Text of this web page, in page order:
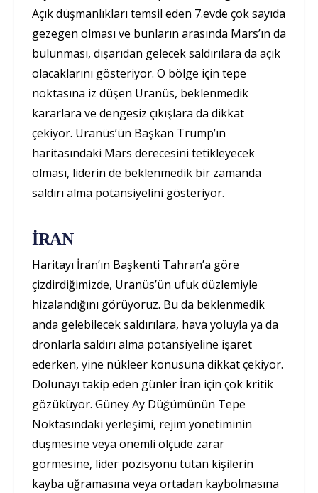
Açık düşmanlıkları temsil eden 7.evde çok sayıda
gezegen olması ve bunların arasında Mars’ın da
bulunması, dışarıdan gelecek saldırılara da açık
olacaklarını gösteriyor. O bölge için tepe
noktasına iz düşen Uranüs, beklenmedik
kararlara ve dengesiz çıkışlara da dikkat
çekiyor. Uranüs’ün Başkan Trump’ın
haritasındaki Mars derecesini tetikleyecek
olması, liderin de beklenmedik bir zamanda
saldırı alma potansiyelini gösteriyor.
İRAN
Haritayı İran’ın Başkenti Tahran’a göre
çizdirdiğimizde, Uranüs’ün ufuk düzlemiyle
hizalandığını görüyoruz. Bu da beklenmedik
anda gelebilecek saldırılara, hava yoluyla ya da
dronlarla saldırı alma potansiyeline işaret
ederken, yine nükleer konusuna dikkat çekiyor.
Dolunayı takip eden günler İran için çok kritik
gözüküyor. Güney Ay Düğümünün Tepe
Noktasındaki yerleşimi, rejim yönetiminin
düşmesine veya önemli ölçüde zarar
görmesine, lider pozisyonu tutan kişilerin
kayba uğramasına veya ortadan kaybolmasına